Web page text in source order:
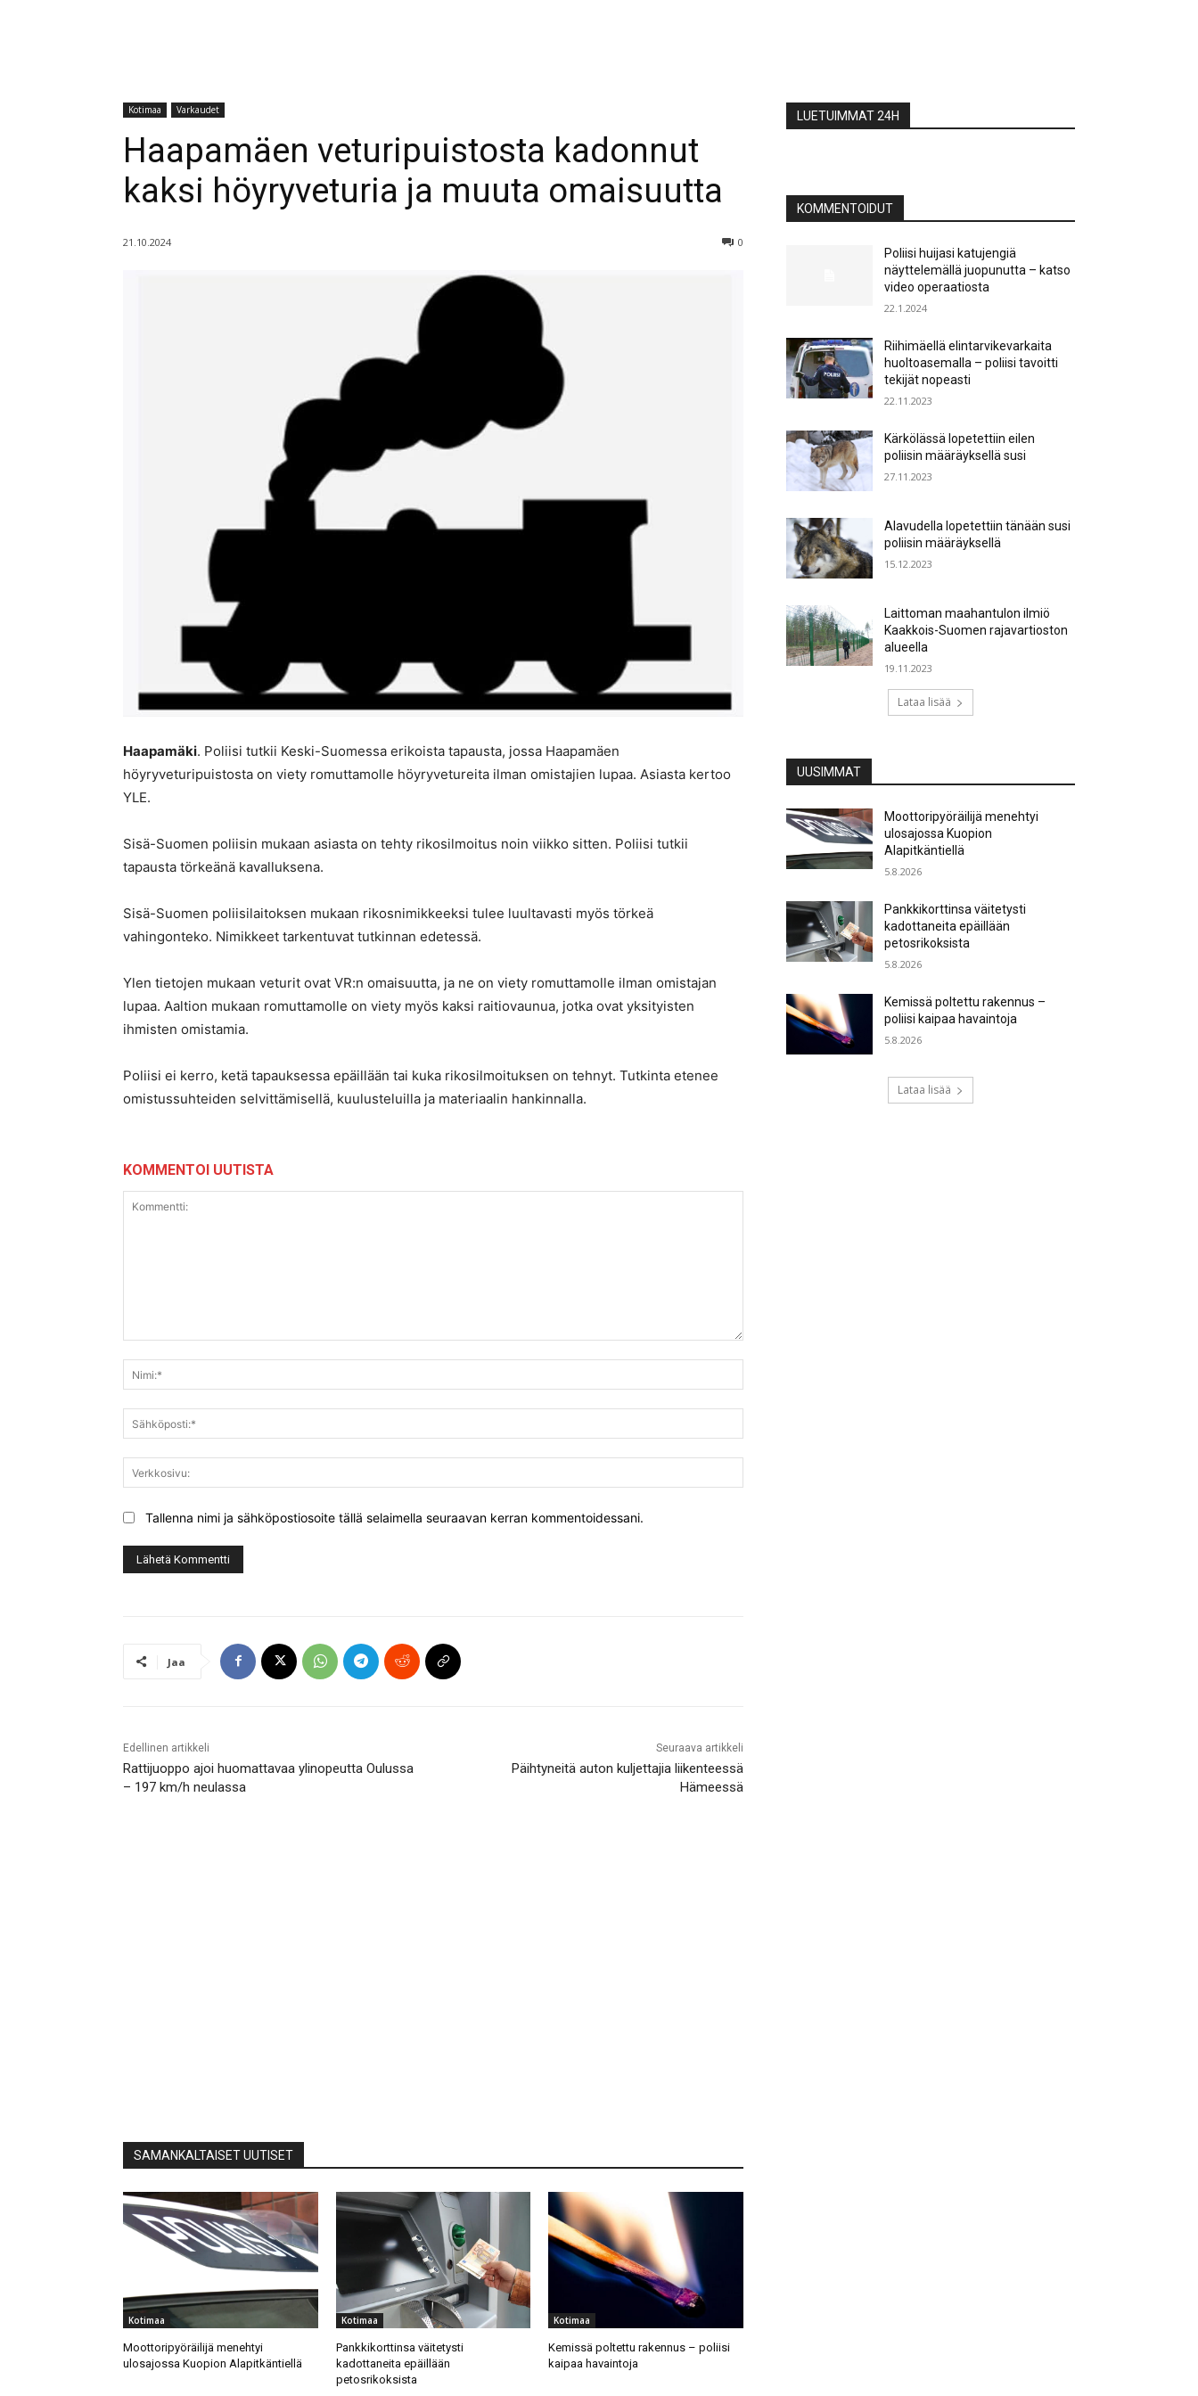
Kotimaa Varkaudet
Haapamäen veturipuistosta kadonnut
kaksi höyryveturia ja muuta omaisuutta
21.10.2024 0
Haapamäki. Poliisi tutkii Keski-Suomessa erikoista tapausta, jossa Haapamäen
höyryveturipuistosta on viety romuttamolle höyryvetureita ilman omistajien lupaa. Asiasta kertoo
YLE.
Sisä-Suomen poliisin mukaan asiasta on tehty rikosilmoitus noin viikko sitten. Poliisi tutkii
tapausta törkeänä kavalluksena.
Sisä-Suomen poliisilaitoksen mukaan rikosnimikkeeksi tulee luultavasti myös törkeä
vahingonteko. Nimikkeet tarkentuvat tutkinnan edetessä.
Ylen tietojen mukaan veturit ovat VR:n omaisuutta, ja ne on viety romuttamolle ilman omistajan
lupaa. Aaltion mukaan romuttamolle on viety myös kaksi raitiovaunua, jotka ovat yksityisten
ihmisten omistamia.
Poliisi ei kerro, ketä tapauksessa epäillään tai kuka rikosilmoituksen on tehnyt. Tutkinta etenee
omistussuhteiden selvittämisellä, kuulusteluilla ja materiaalin hankinnalla.
KOMMENTOI UUTISTA
Tallenna nimi ja sähköpostiosoite tällä selaimella seuraavan kerran kommentoidessani.
Jaa
Edellinen artikkeli
Rattijuoppo ajoi huomattavaa ylinopeutta Oulussa
– 197 km/h neulassa
Seuraava artikkeli
Päihtyneitä auton kuljettajia liikenteessä
Hämeessä
SAMANKALTAISET UUTISET
Kotimaa
Moottoripyöräilijä menehtyi
ulosajossa Kuopion Alapitkäntiellä
Kotimaa
Pankkikorttinsa väitetysti
kadottaneita epäillään
petosrikoksista
Kotimaa
Kemissä poltettu rakennus – poliisi
kaipaa havaintoja
LUETUIMMAT 24H
KOMMENTOIDUT
Poliisi huijasi katujengiä
näyttelemällä juopunutta – katso
video operaatiosta
22.1.2024
Riihimäellä elintarvikevarkaita
huoltoasemalla – poliisi tavoitti
tekijät nopeasti
22.11.2023
Kärkölässä lopetettiin eilen
poliisin määräyksellä susi
27.11.2023
Alavudella lopetettiin tänään susi
poliisin määräyksellä
15.12.2023
Laittoman maahantulon ilmiö
Kaakkois-Suomen rajavartioston
alueella
19.11.2023
Lataa lisää
UUSIMMAT
Moottoripyöräilijä menehtyi
ulosajossa Kuopion
Alapitkäntiellä
5.8.2026
Pankkikorttinsa väitetysti
kadottaneita epäillään
petosrikoksista
5.8.2026
Kemissä poltettu rakennus –
poliisi kaipaa havaintoja
5.8.2026
Lataa lisää